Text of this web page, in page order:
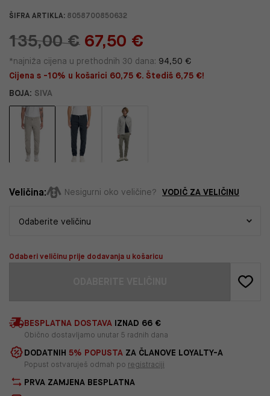
ŠIFRA ARTIKLA: 8058700850632
135,00 € 67,50 €
*najniža cijena u prethodnih 30 dana: 94,50 €
Cijena s -10% u košarici 60,75 €. Štediš 6,75 €!
BOJA: SIVA
Veličina: Nesigurni oko veličine? VODIČ ZA VELIČINU
Odaberi veličinu prije dodavanja u košaricu
BESPLATNA DOSTAVA IZNAD 66 €
Obično dostavljamo unutar 5 radnih dana
DODATNIH 5% POPUSTA ZA ČLANOVE LOYALTY-A
Popust ostvaruješ odmah po registraciji
PRVA ZAMJENA BESPLATNA